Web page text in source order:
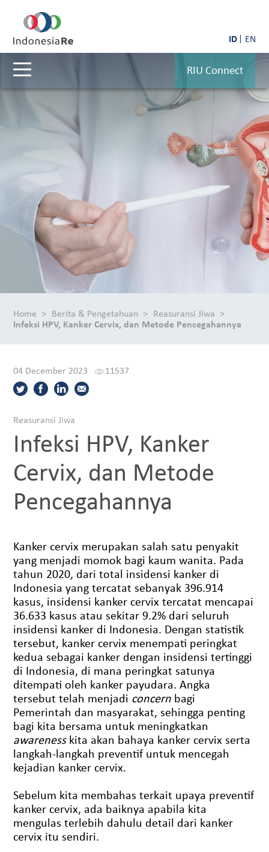
ID EN
RIU Connect
Home Berita & Pengetahuan
Reasuransi Jiwa
Infeksi HPV, Kanker Cervix, dan Metode Pencegahannya
04 December 2023 11537
Reasuransi Jiwa
Infeksi HPV, Kanker
Cervix, dan Metode
Pencegahannya
Kanker cervix merupakan salah satu penyakit
yang menjadi momok bagi kaum wanita. Pada
tahun 2020, dari total insidensi kanker di
Indonesia yang tercatat sebanyak 396.914
kasus, insidensi kanker cervix tercatat mencapai
36.633 kasus atau sekitar 9.2% dari seluruh
insidensi kanker di Indonesia. Dengan statistik
tersebut, kanker cervix menempati peringkat
kedua sebagai kanker dengan insidensi tertinggi
di Indonesia, di mana peringkat satunya
ditempati oleh kanker payudara. Angka
tersebut telah menjadi concern bagi
Pemerintah dan masyarakat, sehingga penting
bagi kita bersama untuk meningkatkan
awareness kita akan bahaya kanker cervix serta
langkah-langkah preventif untuk mencegah
kejadian kanker cervix.
Sebelum kita membahas terkait upaya preventif
kanker cervix, ada baiknya apabila kita
mengulas terlebih dahulu detail dari kanker
cervix itu sendiri.